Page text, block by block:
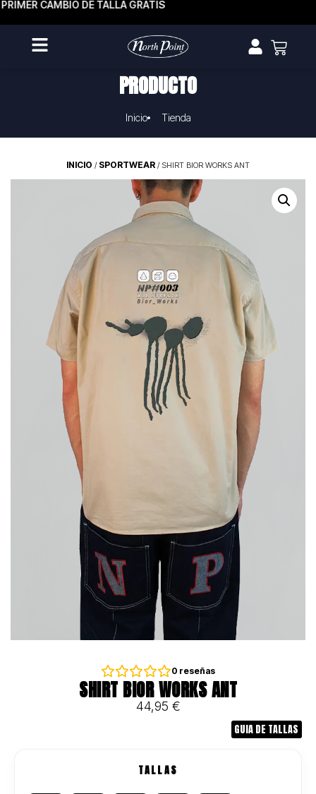
PRIMER CAMBIO DE TALLA GRATIS
PRODUCTO
Inicio Tienda
INICIO / SPORTWEAR / SHIRT BIOR WORKS ANT
0 reseñas
SHIRT BIOR WORKS ANT
44,95 €
GUIA DE TALLAS
TALLAS